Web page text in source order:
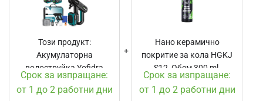
Безчетков
мотор,
2
Този продукт:
Акумулаторна
водоструйка Yofidra
HG2025, Налягане 220
bar, Безчетков мотор, 2
Срок за изпращане:
от 1 до 2 работни дни
S12,
300
ml,
Нано керамично
покритие за кола HGKJ
S12, Обем 300 ml,
Включена кърпа,
Дълготрайна защита за
Срок за изпращане:
от 1 до 2 работни дни